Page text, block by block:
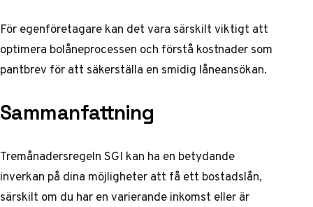
För egenföretagare kan det vara särskilt viktigt att
optimera bolåneprocessen och förstå kostnader som
pantbrev för att säkerställa en smidig låneansökan.
Sammanfattning
Tremånadersregeln SGI kan ha en betydande
inverkan på dina möjligheter att få ett bostadslån,
särskilt om du har en varierande inkomst eller är